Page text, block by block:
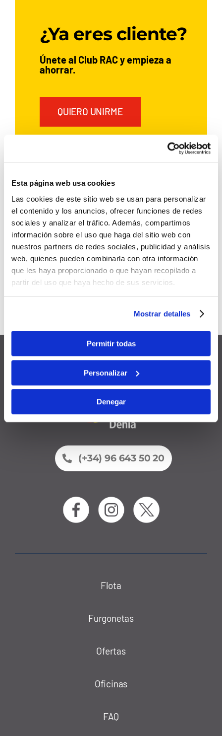
Esta página web usa cookies
Las cookies de este sitio web se usan para personalizar
el contenido y los anuncios, ofrecer funciones de redes
sociales y analizar el tráfico. Además, compartimos
información sobre el uso que haga del sitio web con
nuestros partners de redes sociales, publicidad y análisis
web, quienes pueden combinarla con otra información
que les haya proporcionado o que hayan recopilado a
partir del uso que haya hecho de sus servicios.
Mostrar detalles
Permitir todas
Personalizar
Denegar
¿Ya eres cliente?
Únete al Club RAC y empieza a
ahorrar.
QUIERO UNIRME
Si ya has alquilado un coche con
disfruta de ventajas exclusivas:
5 % de descuento
Aplicable en todas tus reservas
futuras
Acumulable a otras
promociones y descuentos
(+34) 96 643 50 20
Flota
Furgonetas
Ofertas
Oficinas
FAQ